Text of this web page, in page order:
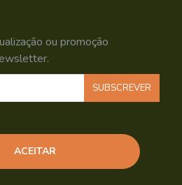
ou promoção
SUBSCREVER
ACEITAR